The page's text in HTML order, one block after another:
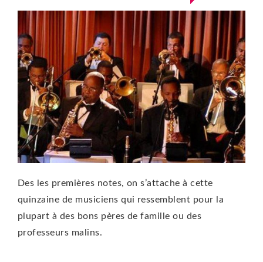
Des les premières notes, on s’attache à cette
quinzaine de musiciens qui ressemblent pour la
plupart à des bons pères de famille ou des
professeurs malins.